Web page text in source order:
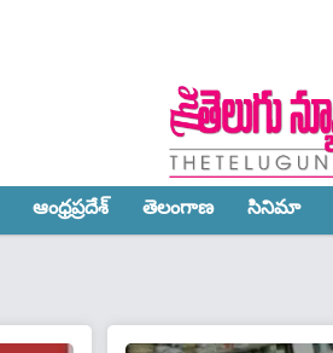
ఆంధ్ర‌ప్ర‌దేశ్‌ తెలంగాణ‌ సినిమా